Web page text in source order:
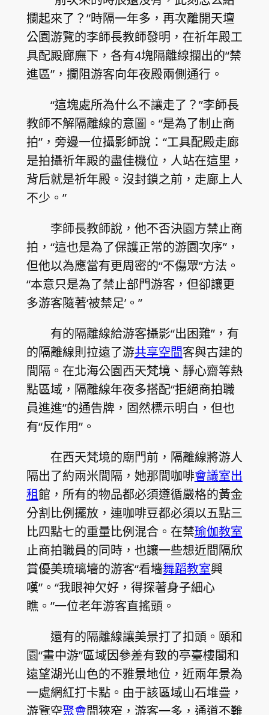
攔起來了？”時隔一年多，再次離開天壇
公園游覽的李師長教師發明，在祈年殿工
具配殿廊廡下，各有4塊隔離線攔出的“禁
進區”，攔阻游客向年夜殿兩側通行。
“這塊處所為什么不讓走了？”李師長
教師不解隔離線的意圖。“是為了制止商
拍”，旁邊一位攝影師說：“工具配殿走廊
是拍攝祈年殿的盡佳機位，人站在這里，
背后就是祈年殿。沒封鎖之前，走廊上人
不少。”
李師長教師說，他不否決園方禁止商
拍，“這也是為了保護正常的游園次序”，
但他以為應當有更周密的“不傷眾”方法。
“本意只是為了禁止部門游客，但卻讓更
多游客隨著‘被禁足’。”
有的隔離線給游客攝影“出困難”，有
的隔離線則拉遠了游共享空間客與古建的
間隔。在北海公園西天梵境、靜心齋等熱
點區域，隔離線年夜多搭配“拒絕商拍職
員進進”的通告牌，固然標示明白，但也
有“反作用”。
在西天梵境的廟門前，隔離線將游人
隔出了約兩米間隔，她那間咖啡會議室出
租館，所有的物品都必須遵循嚴格的黃金
分割比例擺放，連咖啡豆都必須以五點三
比四點七的重量比例混合。在禁瑜伽教室
止商拍職員的同時，也讓一些想近間隔欣
賞優美琉璃墻的游客“看墻舞蹈教室興
嘆”。“我眼神欠好，得探著身子細心
瞧。”一位老年游客直搖頭。
還有的隔離線讓美景打了扣頭。頤和
園“畫中游”區域因參差有致的亭臺樓閣和
遠望湖光山色的不雅景地位，近兩年景為
一處網紅打卡點。由于該區域山石堆疊，
游覽空聚會間狹窄，游客一多，通道不難